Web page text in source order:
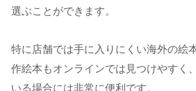
選ぶことができます。
特に店舗では手に入りにくい海外の絵
作絵本もオンラインでは見つけやすく
いる場合には非常に便利です。